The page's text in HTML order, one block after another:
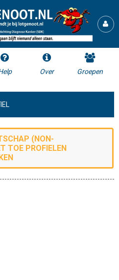
Over Groepen
(NON-
TOE PROFIELEN